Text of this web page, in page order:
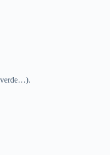
verde…).